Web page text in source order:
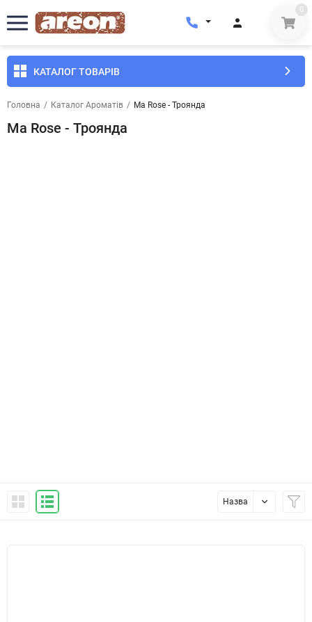
0
КАТАЛОГ ТОВАРІВ
Головна / Каталог Ароматів / Ma Rose - Троянда
Ma Rose - Троянда
Назва